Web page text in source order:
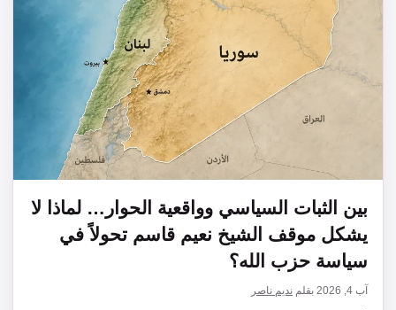
بين الثبات السياسي وواقعية الحوار… لماذا لا
يشكل موقف الشيخ نعيم قاسم تحولاً في
سياسة حزب الله؟
آب 4, 2026 بقلم نديم ناصر